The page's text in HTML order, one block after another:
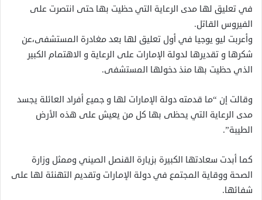
في تعليق لها مدى الرعاية التي حظيت بها حتى انتصرت على
الفيروس القاتل.
وأعربت ليو يوجيا في أول تعليق لها بعد مغادرة المستشفى،عن
شكرها و تقديرها لدولة الإمارات على الرعاية و الاهتمام الكبير
الذي حظيت بها منذ دخولها المستشفى.
وقالت إن “ما قدمته دولة الإمارات لها و جميع أفراد العائلة يجسد
مدى الرعاية التي يحظى بها كل من يعيش على هذه الأرض
الطيبة”.
كما أبدت سعادتها الكبيرة بزيارة القنصل الصيني وممثل وزارة
الصحة ووقاية المجتمع في دولة الإمارات وتقديم التهنئة لها على
شفائها.